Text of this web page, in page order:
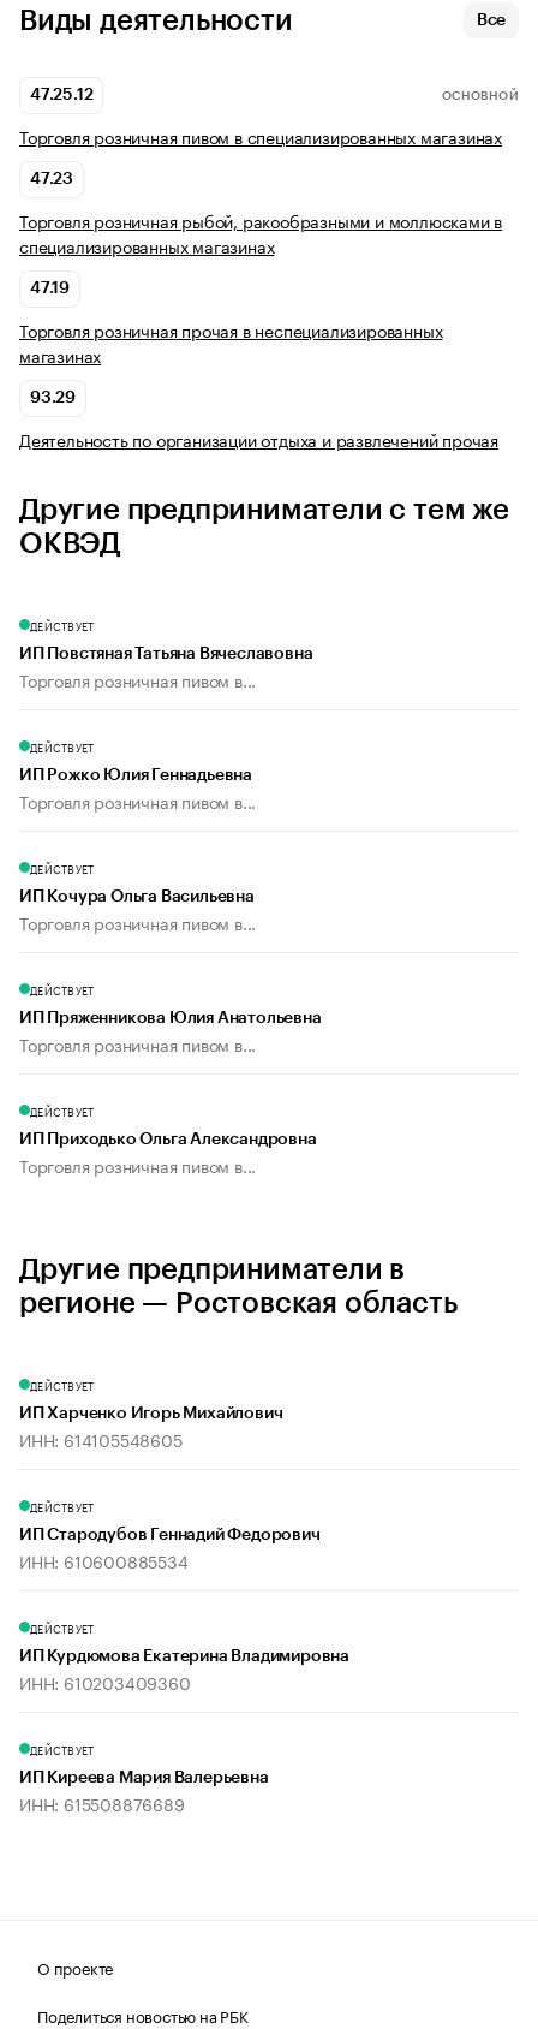
Виды деятельности Все
47.25.12 ОСНОВНОЙ
Торговля розничная пивом в специализированных магазинах
47.23
Торговля розничная рыбой, ракообразными и моллюсками в
специализированных магазинах
47.19
Торговля розничная прочая в неспециализированных
магазинах
93.29
Деятельность по организации отдыха и развлечений прочая
Другие предприниматели с тем же
ОКВЭД
ДЕЙСТВУЕТ
ИП Повстяная Татьяна Вячеславовна
Торговля розничная пивом в...
ДЕЙСТВУЕТ
ИП Рожко Юлия Геннадьевна
Торговля розничная пивом в...
ДЕЙСТВУЕТ
ИП Кочура Ольга Васильевна
Торговля розничная пивом в...
ДЕЙСТВУЕТ
ИП Пряженникова Юлия Анатольевна
Торговля розничная пивом в...
ДЕЙСТВУЕТ
ИП Приходько Ольга Александровна
Торговля розничная пивом в...
Другие предприниматели в
регионе — Ростовская область
ДЕЙСТВУЕТ
ИП Харченко Игорь Михайлович
ИНН: 614105548605
ДЕЙСТВУЕТ
ИП Стародубов Геннадий Федорович
ИНН: 610600885534
ДЕЙСТВУЕТ
ИП Курдюмова Екатерина Владимировна
ИНН: 610203409360
ДЕЙСТВУЕТ
ИП Киреева Мария Валерьевна
ИНН: 615508876689
О проекте
Поделиться новостью на РБК